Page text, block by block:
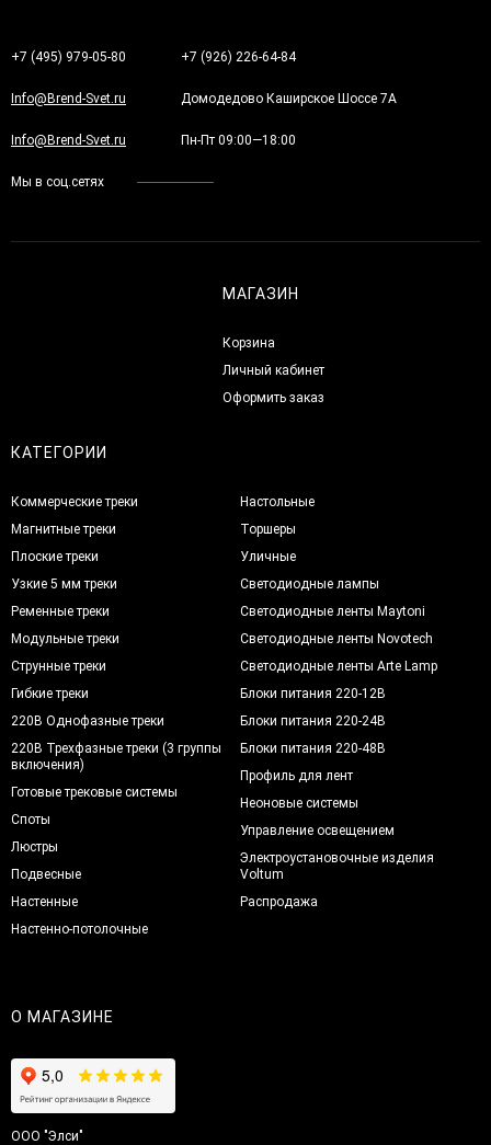
+7 (495) 979-05-80 +7 (926) 226-64-84
Info@Brend-Svet.ru Домодедово Каширское Шоссе 7А
Info@Brend-Svet.ru Пн-Пт 09:00—18:00
Мы в соц.сетях
МАГАЗИН
Корзина
Личный кабинет
Оформить заказ
КАТЕГОРИИ
Коммерческие треки
Магнитные треки
Плоские треки
Узкие 5 мм треки
Ременные треки
Модульные треки
Струнные треки
Гибкие треки
220В Однофазные треки
220В Трехфазные треки (3 группы
включения)
Готовые трековые системы
Споты
Люстры
Подвесные
Настенные
Настенно-потолочные
Настольные
Торшеры
Уличные
Светодиодные лампы
Светодиодные ленты Maytoni
Светодиодные ленты Novotech
Светодиодные ленты Arte Lamp
Блоки питания 220-12В
Блоки питания 220-24В
Блоки питания 220-48В
Профиль для лент
Неоновые системы
Управление освещением
Электроустановочные изделия
Voltum
Распродажа
О МАГАЗИНЕ
ООО "Элси"